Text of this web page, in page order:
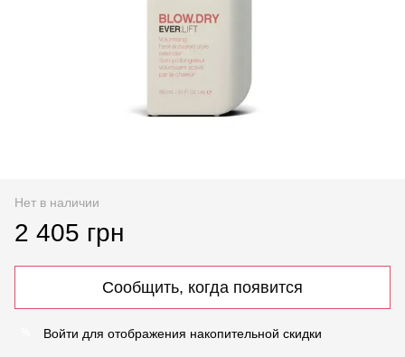
Нет в наличии
2 405 грн
Сообщить, когда появится
Войти для отображения накопительной скидки